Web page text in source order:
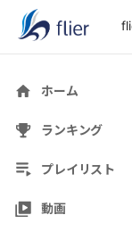
ホーム
ランキング
プレイリスト
動画